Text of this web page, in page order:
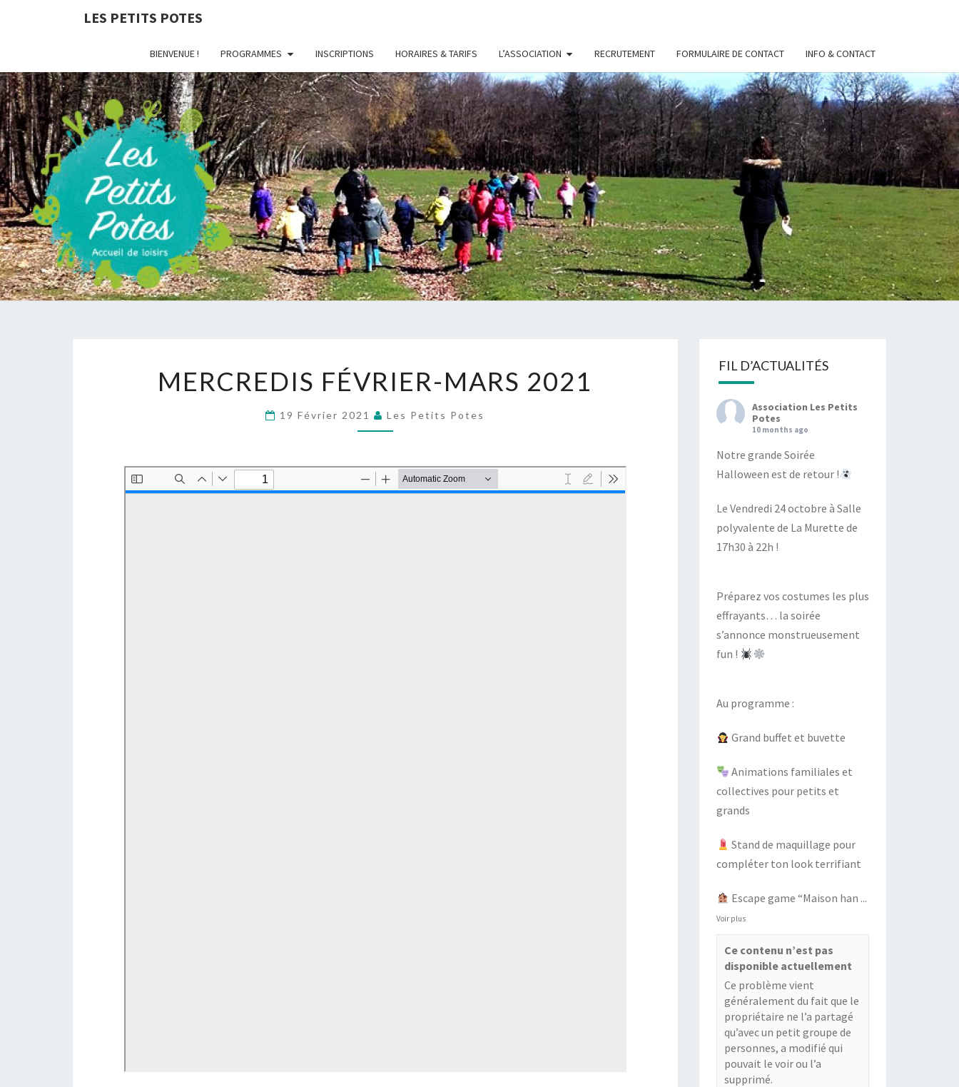
LES PETITS POTES
BIENVENUE ! PROGRAMMES INSCRIPTIONS HORAIRES & TARIFS L’ASSOCIATION RECRUTEMENT FORMULAIRE DE CONTACT INFO & CONTACT
LES
PETITS
Association
D'accueil
De Loisirs
FÉVRIER-
MERCREDIS FÉVRIER-MARS 2021
19 Février 2021 Les Petits Potes
FIL D’ACTUALITÉS
Association Les Petits
Potes
10 months ago
Notre grande Soirée
Halloween est de retour !
Le Vendredi 24 octobre à Salle
polyvalente de La Murette de
17h30 à 22h !
Préparez vos costumes les plus
effrayants… la soirée
s’annonce monstrueusement
fun !
Au programme :
Grand buffet et buvette
Animations familiales et
collectives pour petits et
grands
Stand de maquillage pour
compléter ton look terrifiant
Escape game “Maison han ...
Voir plus
Ce contenu n’est pas
disponible actuellement
Ce problème vient
généralement du fait que le
propriétaire ne l’a partagé
qu’avec un petit groupe de
personnes, a modifié qui
pouvait le voir ou l’a
supprimé.